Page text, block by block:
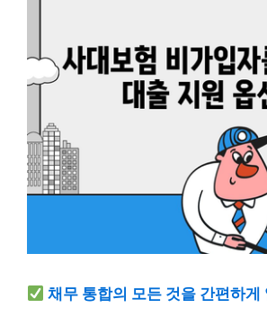
채무 통합의 모든 것을 간편하게